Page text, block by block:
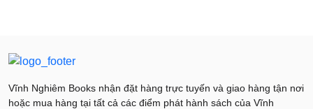
Vĩnh Nghiêm Books nhận đặt hàng trực tuyến và giao hàng tận nơi
hoặc mua hàng tại tất cả các điểm phát hành sách của Vĩnh